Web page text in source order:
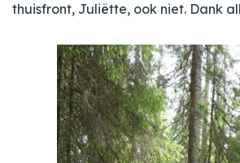
thuisfront, Juliëtte, ook niet. Dank